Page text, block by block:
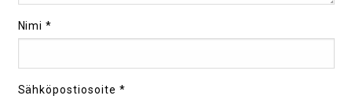
Nimi*
Sähköpostiosoite *